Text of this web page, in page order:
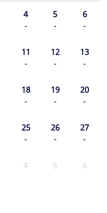
4
-
5
-
6
-
11
-
12
-
13
-
18
-
19
-
20
-
25
-
26
-
27
-
4 5 6